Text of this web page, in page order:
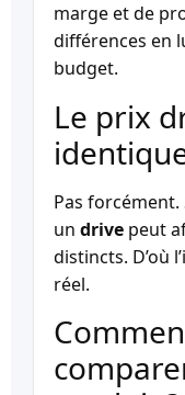
marge et de
différences en
budget.
Le prix
Pas
un drive peut
distincts. D’où
réel.